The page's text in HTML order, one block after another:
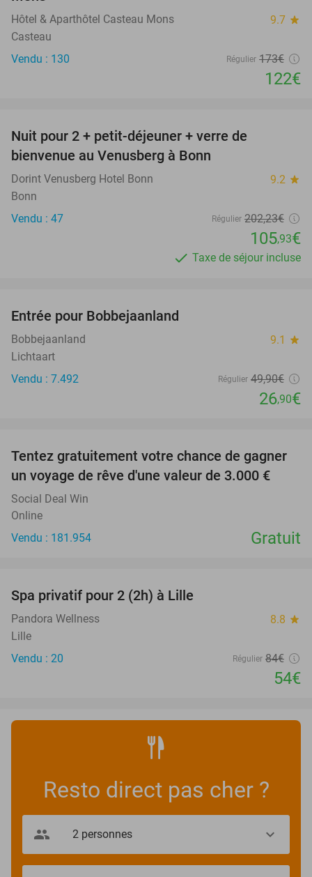
Hôtel & Aparthôtel Casteau Mons 9.7 star
Casteau
Vendu : 130
Régulier 173€
122€
Nuit pour 2 + petit-déjeuner + verre de
bienvenue au Venusberg à Bonn
Dorint Venusberg Hotel Bonn 9.2 star
Bonn
Vendu : 47
Régulier 202,23€
105,93€
Taxe de séjour incluse
Entrée pour Bobbejaanland
Bobbejaanland 9.1 star
Lichtaart
Vendu : 7.492
Régulier 49,90€
26,90€
Tentez gratuitement votre chance de gagner
un voyage de rêve d'une valeur de 3.000 €
Social Deal Win
Online
Vendu : 181.954
Gratuit
Spa privatif pour 2 (2h) à Lille
Pandora Wellness 8.8 star
Lille
Vendu : 20
Régulier 84€
54€
Resto direct pas cher ?